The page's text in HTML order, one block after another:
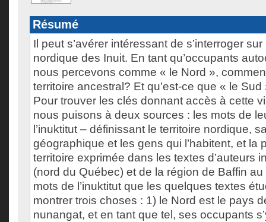
Résumé
Il peut s’avérer intéressant de s’interroger sur
nordique des Inuit. En tant qu’occupants
nous percevons comme « le Nord »,
territoire ancestral? Et qu’est-ce que « le
Pour trouver les clés donnant accès à cette
nous puisons à deux sources : les mots de
l’inuktitut – définissant le territoire nordique,
géographique et les gens qui l’habitent, et la
territoire exprimée dans les textes d’auteurs
(nord du Québec) et de la région de Baffin
mots de l’inuktitut que les quelques textes
montrer trois choses : 1) le Nord est le pays
nunangat, et en tant que tel, ses occupants